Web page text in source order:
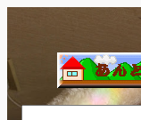
を
ス
キ